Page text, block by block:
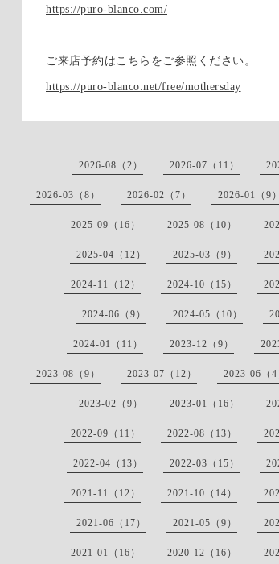
https://puro-blanco.com/
ご来店予約はこちらをご参照ください。
https://puro-blanco.net/free/mothersday
2026-08（2） 2026-07（11）
2026-03（8） 2026-02（7） 2026-01（9）
2025-09（16） 2025-08（10）
2025-04（12） 2025-03（9）
2024-11（12） 2024-10（15）
2024-06（9） 2024-05（10）
2024-01（11） 2023-12（9）
2023-08（9） 2023-07（12） 2023-06（4
2023-02（9） 2023-01（16）
2022-09（11） 2022-08（13）
2022-04（13） 2022-03（15）
2021-11（12） 2021-10（14）
2021-06（17） 2021-05（9）
2021-01（16） 2020-12（16）